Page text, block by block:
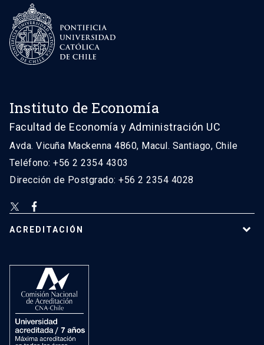
Instituto de Economía
Facultad de Economía y Administración UC
Avda. Vicuña Mackenna 4860, Macul. Santiago, Chile
Teléfono: +56 2 2354 4303
Dirección de Postgrado: +56 2 2354 4028
ACREDITACIÓN